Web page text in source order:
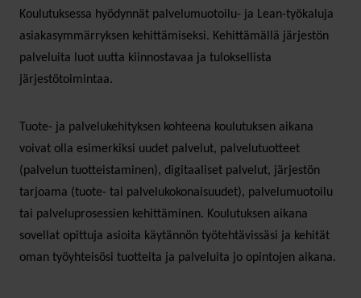
Koulutuksessa hyödynnät palvelumuotoilu- ja Lean-työkaluja
asiakasymmärryksen kehittämiseksi. Kehittämällä järjestön
palveluita luot uutta kiinnostavaa ja tuloksellista
järjestötoimintaa.
Tuote- ja palvelukehityksen kohteena koulutuksen aikana
voivat olla esimerkiksi uudet palvelut, palvelutuotteet
(palvelun tuotteistaminen), digitaaliset palvelut, järjestön
tarjoama (tuote- tai palvelukokonaisuudet), palvelumuotoilu
tai palveluprosessien kehittäminen. Koulutuksen aikana
sovellat opittuja asioita käytännön työtehtävissäsi ja kehität
oman työyhteisösi tuotteita ja palveluita jo opintojen aikana.